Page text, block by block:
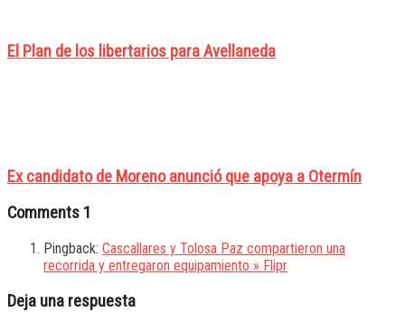
El Plan de los libertarios para Avellaneda
Ex candidato de Moreno anunció que apoya a Otermín
Comments 1
Pingback: Cascallares y Tolosa Paz compartieron una
recorrida y entregaron equipamiento » Flipr
Deja una respuesta